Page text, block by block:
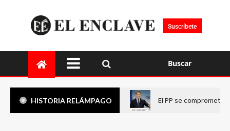
Suscríbete
Buscar
HISTORIA RELÁMPAGO El PP se compromete